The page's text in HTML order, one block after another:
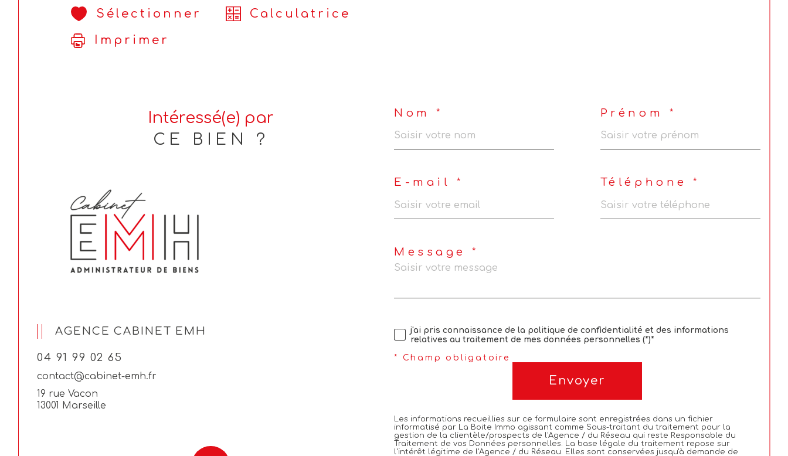
Sélectionner
Calculatrice
Imprimer
Intéressé(e) par
CE BIEN ?
AGENCE CABINET EMH
04 91 99 02 65
contact@cabinet-emh.fr
19 rue Vacon
13001 Marseille
Nom * Prénom *
E-mail * Téléphone *
Message *
j'ai pris connaissance de la politique de confidentialité et des informations
relatives au traitement de mes données personnelles (*)*
* Champ obligatoire
Envoyer
Les informations recueillies sur ce formulaire sont enregistrées dans un fichier
informatisé par La Boite Immo agissant comme Sous-traitant du traitement pour la
gestion de la clientèle/prospects de l'Agence / du Réseau qui reste Responsable du
Traitement de vos Données personnelles. La base légale du traitement repose sur
l'intérêt légitime de l'Agence / du Réseau. Elles sont conservées jusqu'à demande de